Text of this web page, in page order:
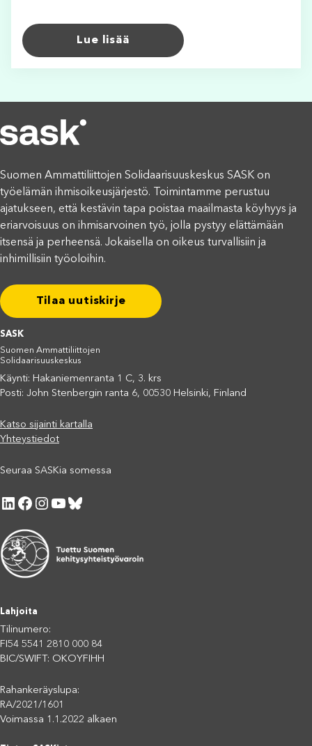
Lue lisää
Suomen Ammattiliittojen Solidaarisuuskeskus SASK on
työelämän ihmisoikeusjärjestö. Toimintamme perustuu
ajatukseen, että kestävin tapa poistaa maailmasta köyhyys ja
eriarvoisuus on ihmisarvoinen työ, jolla pystyy elättämään
itsensä ja perheensä. Jokaisella on oikeus turvallisiin ja
inhimillisiin työoloihin.
Tilaa uutiskirje
SASK
Suomen Ammattiliittojen
Solidaarisuuskeskus
Käynti: Hakaniemenranta 1 C, 3. krs
Posti: John Stenbergin ranta 6, 00530 Helsinki, Finland
Katso sijainti kartalla
Yhteystiedot
Seuraa SASKia somessa
LinkedIn Facebook Instagram YouTube Bluesky
Lahjoita
Tilinumero:
FI54 5541 2810 000 84
BIC/SWIFT: OKOYFIHH
Rahankeräyslupa:
RA/2021/1601
Voimassa 1.1.2022 alkaen